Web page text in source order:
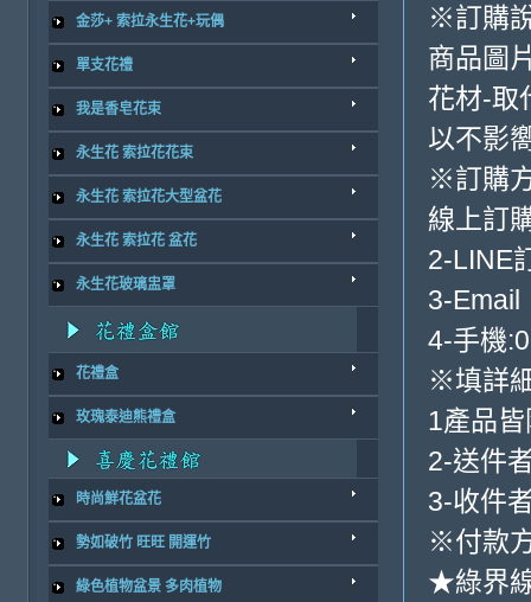
金莎+ 索拉永生花+玩偶
單支花禮
我是香皂花束
永生花 索拉花花束
永生花 索拉花大型盆花
永生花 索拉花 盆花
永生花玻璃盅罩
花禮盒
玫瑰泰迪熊禮盒
時尚鮮花盆花
勢如破竹 旺旺 開運竹
綠色植物盆景 多肉植物
※訂購
商品圖
花材-取
以不影
※訂購
線上訂
2-LINE
3-Email
4-手機
※填詳
1產品
2-送件
3-收件
※付款
★綠界